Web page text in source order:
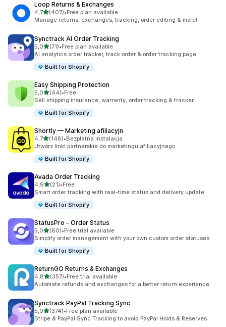
Loop Returns & Exchanges
4,7na 5 gwiazdek
(407)
Łączna liczba recenzji: 407
•Free plan available
Manage returns, exchanges, tracking, order editing & more!
Synctrack AI Order Tracking
5,0na 5 gwiazdek
(71)
Łączna liczba recenzji: 71
•Free plan available
AI analytics order tracker, track order & order tracking page
Built for Shopify
Easy Shipping Protection
5,0na 5 gwiazdek
(44)
Łączna liczba recenzji: 44
•Free
Sell shipping insurance, warranty, order tracking & tracker
Built for Shopify
Shortly — Marketing afiliacyjn
4,7na 5 gwiazdek
(148)
Łączna liczba recenzji: 148
•Bezpłatna instalacja
Utwórz linki partnerskie do marketingu afiliacyjnego
Built for Shopify
Avada Order Tracking
4,9na 5 gwiazdek
(21)
Łączna liczba recenzji: 21
•Free
Smart order tracking with real-time status and delivery update
Built for Shopify
StatusPro ‑ Order Status
5,0na 5 gwiazdek
(80)
Łączna liczba recenzji: 80
•Free trial available
Simplify order management with your own custom order statuses
Built for Shopify
ReturnGO Returns & Exchanges
4,8na 5 gwiazdek
(357)
Łączna liczba recenzji: 357
•Free trial available
Automate refunds and exchanges for a better return experience
Synctrack PayPal Tracking Sync
5,0na 5 gwiazdek
(374)
Łączna liczba recenzji: 374
•Free plan available
Stripe & PayPal Sync Tracking to avoid PayPal Holds & Reserves